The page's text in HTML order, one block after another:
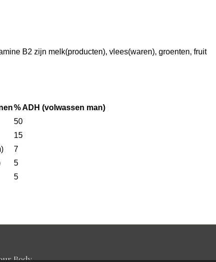
B2 zijn melk(producten), vlees(waren), groenten, fruit
% ADH (volwassen man)
50
15
7
5
5
Body